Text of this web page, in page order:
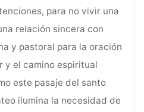
para no vivir una
relación sincera con
y pastoral para la oración
y el camino espiritual
este pasaje del santo
ilumina la necesidad de